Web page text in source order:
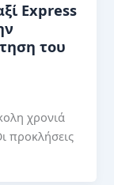
Express
του
χρονιά
προκλήσεις